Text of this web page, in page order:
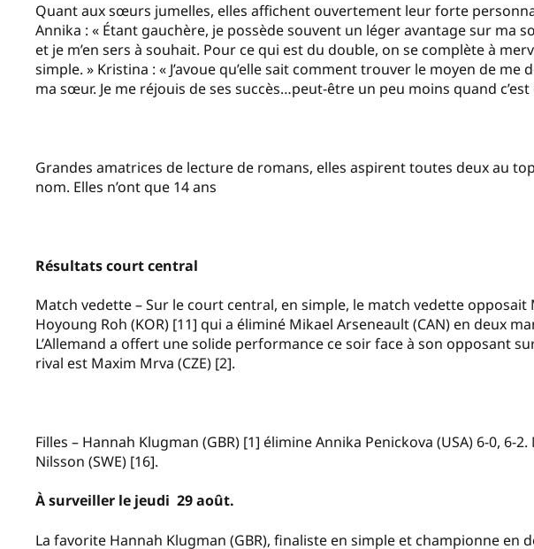
Quant aux sœurs jumelles, elles affichent ouvertement leur forte
Annika : « Étant gauchère, je possède souvent un léger avantage sur ma
et je m’en sers à souhait. Pour ce qui est du double, on se complète à
simple. » Kristina : « J’avoue qu’elle sait comment trouver le moyen de
ma sœur. Je me réjouis de ses succès…peut-être un peu moins quand
Grandes amatrices de lecture de romans, elles aspirent toutes deux au
nom. Elles n’ont que 14 ans
Résultats court central
Match vedette – Sur le court central, en simple, le match vedette opposait
Hoyoung Roh (KOR) [11] qui a éliminé Mikael Arseneault (CAN) en deux
L’Allemand a offert une solide performance ce soir face à son opposant
rival est Maxim Mrva (CZE) [2].
Filles – Hannah Klugman (GBR) [1] élimine Annika Penickova (USA) 6-0, 6-
Nilsson (SWE) [16].
À surveiller le jeudi 29 août.
La favorite Hannah Klugman (GBR), finaliste en simple et championne en